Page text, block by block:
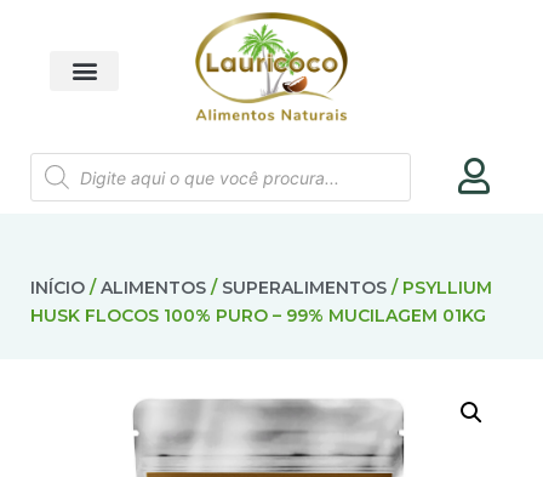
INÍCIO /ALIMENTOS / SUPERALIMENTOS / PSYLLIUM
HUSK FLOCOS 100% PURO – 99% MUCILAGEM 01KG